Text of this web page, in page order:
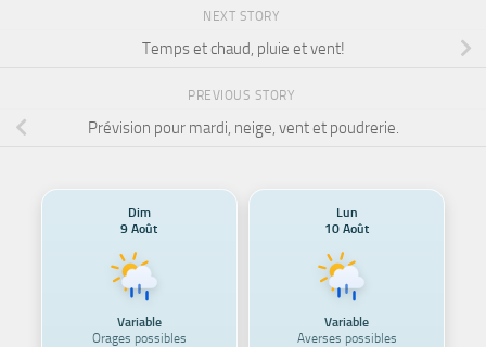
NEXT STORY
Temps et chaud, pluie et vent!
PREVIOUS STORY
Prévision pour mardi, neige, vent et poudrerie.
Dim
9 Août
Variable
Orages possibles
Lun
10 Août
Variable
Averses possibles